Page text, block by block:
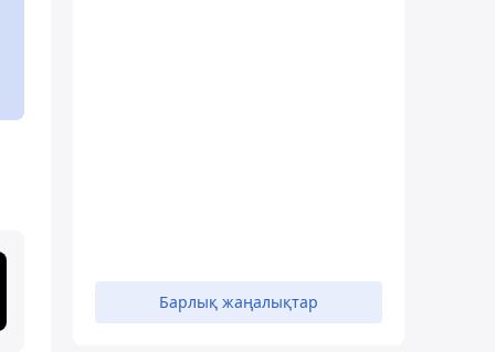
Барлық жаңалықтар